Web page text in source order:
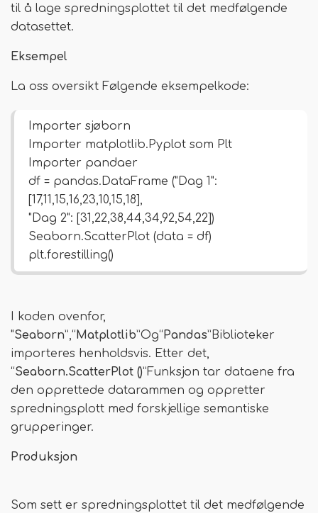
til å lage spredningsplottet til det medfølgende
datasettet.
Eksempel
La oss oversikt Følgende eksempelkode:
Importer sjøborn
Importer matplotlib.Pyplot som Plt
Importer pandaer
df = pandas.DataFrame ("Dag 1":
[17,11,15,16,23,10,15,18],
"Dag 2": [31,22,38,44,34,92,54,22])
Seaborn.ScatterPlot (data = df)
plt.forestilling()
I koden ovenfor,
"Seaborn”,“Matplotlib”Og“Pandas”Biblioteker
importeres henholdsvis. Etter det,
“Seaborn.ScatterPlot ()”Funksjon tar dataene fra
den opprettede datarammen og oppretter
spredningsplott med forskjellige semantiske
grupperinger.
Produksjon
Som sett er spredningsplottet til det medfølgende